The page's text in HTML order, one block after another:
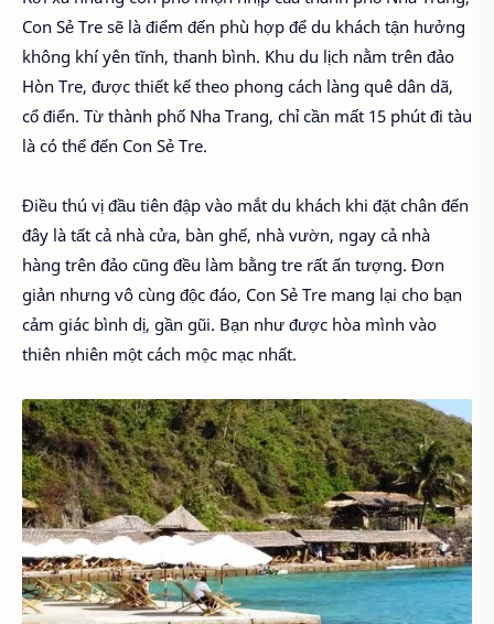
Con Sẻ Tre sẽ là điểm đến phù hợp để du khách tận hưởng
không khí yên tĩnh, thanh bình. Khu du lịch nằm trên đảo
Hòn Tre, được thiết kế theo phong cách làng quê dân dã,
cổ điển. Từ thành phố Nha Trang, chỉ cần mất 15 phút đi tàu
là có thể đến Con Sẻ Tre.
Điều thú vị đầu tiên đập vào mắt du khách khi đặt chân đến
đây là tất cả nhà cửa, bàn ghế, nhà vườn, ngay cả nhà
hàng trên đảo cũng đều làm bằng tre rất ấn tượng. Đơn
giản nhưng vô cùng độc đáo, Con Sẻ Tre mang lại cho bạn
cảm giác bình dị, gần gũi. Bạn như được hòa mình vào
thiên nhiên một cách mộc mạc nhất.